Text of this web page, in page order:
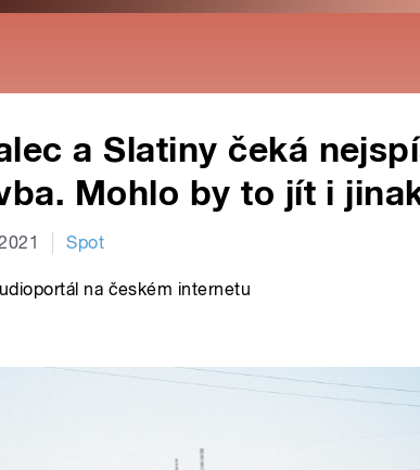
a Slatiny čeká
Mohlo by to jít i
Spot
na českém internetu